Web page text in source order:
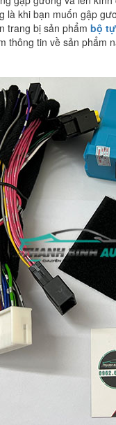
là khi bạn muốn gập
trang bị sản phẩm bộ
thông tin về sản phẩm